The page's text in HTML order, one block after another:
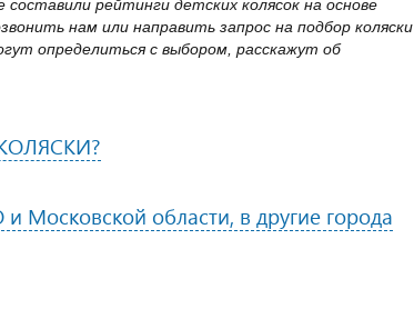
рейтинги детских колясок на основе
нам или направить запрос на подбор коляски
определиться с выбором, расскажут об
КОЛЯСКИ?
Московской области, в другие города